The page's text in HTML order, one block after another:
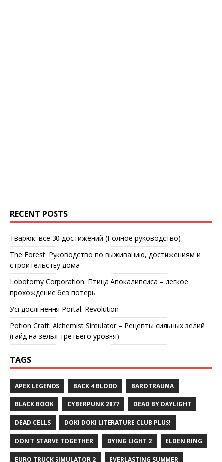
RECENT POSTS
Тварюк: все 30 достижений (Полное руководство)
The Forest: Руководство по выживанию, достижениям и
строительству дома
Lobotomy Corporation: Птица Апокалипсиса – легкое
прохождение без потерь
Усі досягнення Portal: Revolution
Potion Craft: Alchemist Simulator – Рецепты сильных зелий
(гайд на зелья третьего уровня)
TAGS
APEX LEGENDS BACK 4 BLOOD BAROTRAUMA
BLACK BOOK CYBERPUNK 2077 DEAD BY DAYLIGHT
DEAD CELLS DOKI DOKI LITERATURE CLUB PLUS!
DON'T STARVE TOGETHER DYING LIGHT 2 ELDEN RING
EURO TRUCK SIMULATOR 2 EVERLASTING SUMMER